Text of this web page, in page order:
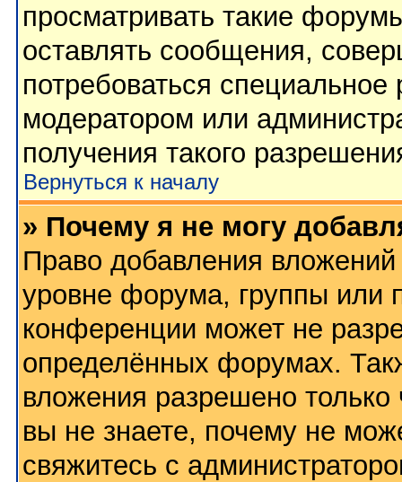
просматривать такие
оставлять сообщения,
потребоваться
модератором или
получения такого
Вернуться к началу
» Почему я не могу
Право добавления
уровне форума, группы или
конференции может не
определённых форумах.
вложения разрешено
вы не знаете, почему не
свяжитесь с